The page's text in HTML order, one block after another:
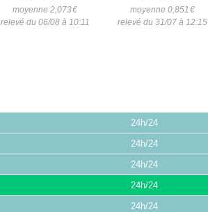
moyenne 2,073€
relevé du 06/08 à 10:11
moyenne 0,851 €
relevé du 31/07 à 12:15
24h/24
24h/24
24h/24
24h/24
24h/24